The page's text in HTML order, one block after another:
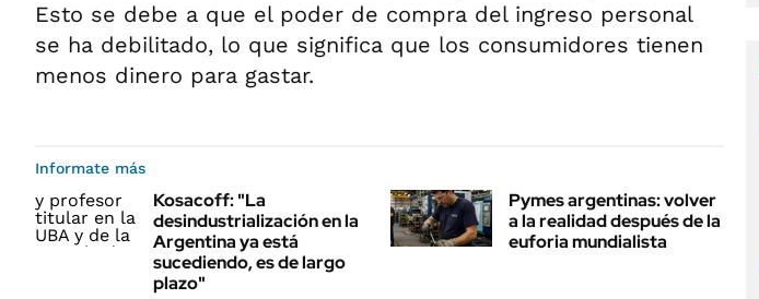
Esto se debe a que el poder de compra del ingreso personal
se ha debilitado, lo que significa que los consumidores tienen
menos dinero para gastar.
Informate más
Kosacoff: "La
desindustrialización en la
Argentina ya está
sucediendo, es de largo
plazo"
Pymes argentinas: volver
a la realidad después de la
euforia mundialista